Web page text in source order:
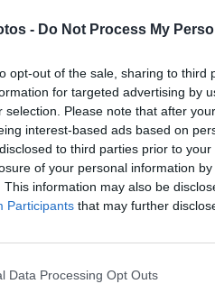
- Do Not Process My
opt-out of the sale, sharing to
for targeted advertising by
selection. Please note that after
interest-based ads based on
to third parties prior to
of your personal information
This information may also be
Participants that may further
Data Processing Opt Outs